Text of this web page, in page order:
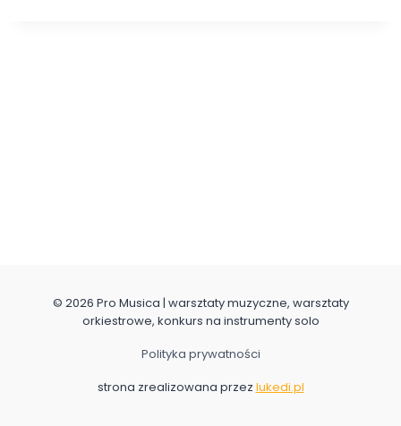
© 2026 Pro Musica | warsztaty muzyczne, warsztaty
orkiestrowe, konkurs na instrumenty solo
Polityka prywatności
strona zrealizowana przez lukedi.pl